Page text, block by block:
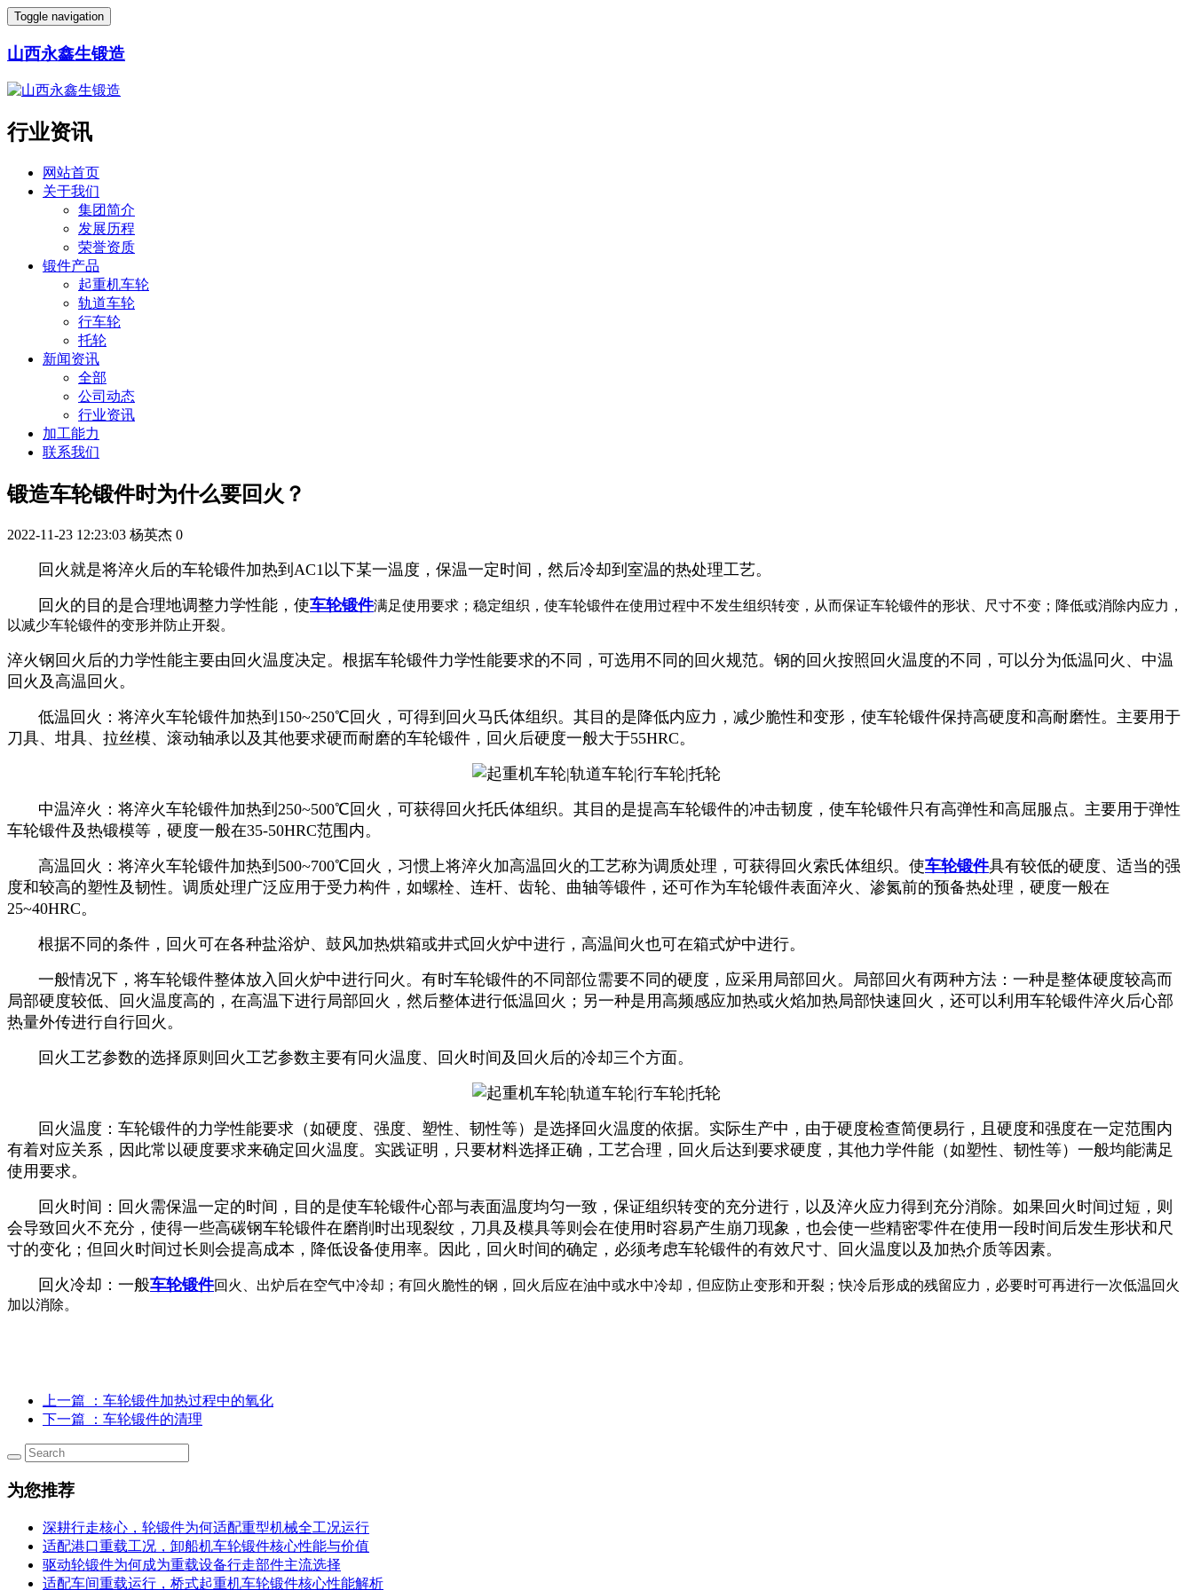
Toggle navigation
山西永鑫生锻造
行业资讯
网站首页
关于我们
集团简介
发展历程
荣誉资质
锻件产品
起重机车轮
轨道车轮
行车轮
托轮
新闻资讯
全部
公司动态
行业资讯
加工能力
联系我们
锻造车轮锻件时为什么要回火？
2022-11-23 12:23:03 杨英杰 0
回火就是将淬火后的车轮锻件加热到AC1以下某一温度，保温一定时间，然后冷却到室温的热处理工艺。
回火的目的是合理地调整力学性能，使车轮锻件满足使用要求；稳定组织，使车轮锻件在使用过程中不发生组织转变，从而保证车轮锻件的形状、尺寸不变；降低或消除内应力，
以减少车轮锻件的变形并防止开裂。
淬火钢回火后的力学性能主要由回火温度决定。根据车轮锻件力学性能要求的不同，可选用不同的回火规范。钢的回火按照回火温度的不同，可以分为低温冋火、中温
回火及高温回火。
低温回火：将淬火车轮锻件加热到150~250℃回火，可得到回火马氏体组织。其目的是降低内应力，减少脆性和变形，使车轮锻件保持高硬度和高耐磨性。主要用于
刀具、坩具、拉丝模、滚动轴承以及其他要求硬而耐磨的车轮锻件，回火后硬度一般大于55HRC。
中温淬火：将淬火车轮锻件加热到250~500℃回火，可获得回火托氏体组织。其目的是提高车轮锻件的冲击韧度，使车轮锻件只有高弹性和高屈服点。主要用于弹性
车轮锻件及热锻模等，硬度一般在35-50HRC范围内。
高温回火：将淬火车轮锻件加热到500~700℃回火，习惯上将淬火加高温回火的工艺称为调质处理，可获得回火索氏体组织。使车轮锻件具有较低的硬度、适当的强
度和较高的塑性及韧性。调质处理广泛应用于受力构件，如螺栓、连杆、齿轮、曲轴等锻件，还可作为车轮锻件表面淬火、渗氮前的预备热处理，硬度一般在
25~40HRC。
根据不同的条件，回火可在各种盐浴炉、鼓风加热烘箱或井式回火炉中进行，高温间火也可在箱式炉中进行。
一般情况下，将车轮锻件整体放入回火炉中进行冋火。有时车轮锻件的不同部位需要不同的硬度，应采用局部回火。局部回火有两种方法：一种是整体硬度较高而
局部硬度较低、回火温度高的，在高温下进行局部回火，然后整体进行低温回火；另一种是用高频感应加热或火焰加热局部快速回火，还可以利用车轮锻件淬火后心部
热量外传进行自行回火。
回火工艺参数的选择原则回火工艺参数主要有冋火温度、回火时间及回火后的冷却三个方面。
回火温度：车轮锻件的力学性能要求（如硬度、强度、塑性、韧性等）是选择回火温度的依据。实际生产中，由于硬度检查简便易行，且硬度和强度在一定范围内
有着对应关系，因此常以硬度要求来确定回火温度。实践证明，只要材料选择正确，工艺合理，回火后达到要求硬度，其他力学件能（如塑性、韧性等）一般均能满足
使用要求。
回火时间：回火需保温一定的时间，目的是使车轮锻件心部与表面温度均匀一致，保证组织转变的充分进行，以及淬火应力得到充分消除。如果回火时间过短，则
会导致回火不充分，使得一些高碳钢车轮锻件在磨削时出现裂纹，刀具及模具等则会在使用时容易产生崩刀现象，也会使一些精密零件在使用一段时间后发生形状和尺
寸的变化；但回火时间过长则会提高成本，降低设备使用率。因此，回火时间的确定，必须考虑车轮锻件的有效尺寸、回火温度以及加热介质等因素。
回火冷却：一般车轮锻件回火、出炉后在空气中冷却；有回火脆性的钢，回火后应在油中或水中冷却，但应防止变形和开裂；快冷后形成的残留应力，必要时可再进行一次低温回火
加以消除。
上一篇
：车轮锻件加热过程中的氧化
下一篇
：车轮锻件的清理
为您推荐
深耕行走核心，轮锻件为何适配重型机械全工况运行
适配港口重载工况，卸船机车轮锻件核心性能与价值
驱动轮锻件为何成为重载设备行走部件主流选择
适配车间重载运行，桥式起重机车轮锻件核心性能解析